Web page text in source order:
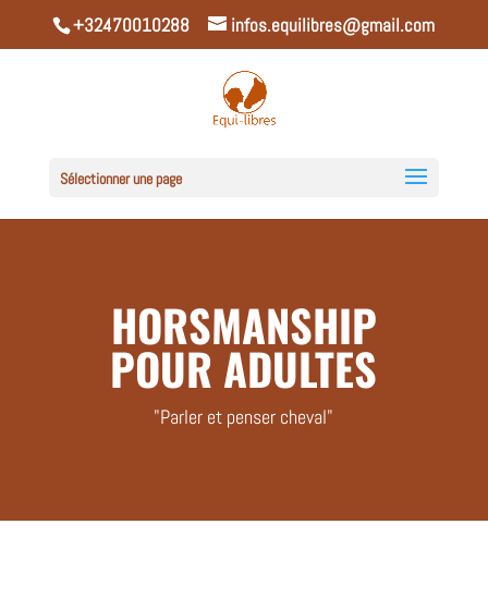
+32470010288 infos.equilibres@gmail.com
Sélectionner une page
HORSMANSHIP
POUR ADULTES
"Parler et penser cheval"